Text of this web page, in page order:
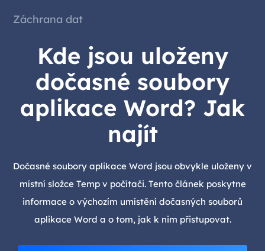
Záchrana dat
Kde jsou uloženy
dočasné soubory
aplikace Word? Jak
najít
Dočasné soubory aplikace Word jsou obvykle uloženy v
místní složce Temp v počítači. Tento článek poskytne
informace o výchozím umístění dočasných souborů
aplikace Word a o tom, jak k nim přistupovat.